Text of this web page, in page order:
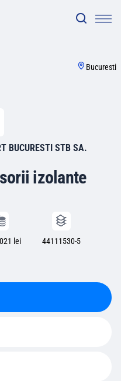
Bucuresti
BUCURESTI STB SA.
izolante
lei 44111530-5